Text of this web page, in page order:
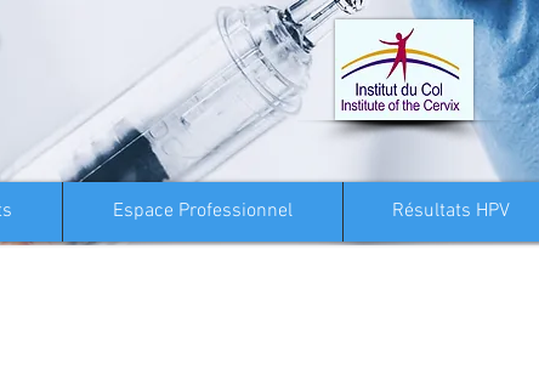
Espace Professionnel Résultats HPV
Actualités